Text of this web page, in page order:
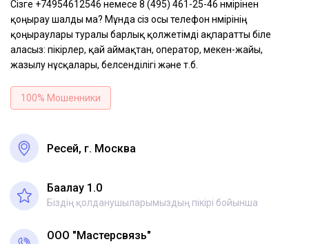
Сізге +74954612546 немесе 8 (495) 461-25-46 нөмірінен
қоңырау шалды ма? Мұнда сіз осы телефон нөмірінің
қоңыраулары туралы барлық қолжетімді ақпаратты біле
аласыз: пікірлер, қай аймақтан, оператор, мекен-жайы,
жазылу нұсқалары, белсенділігі және т.б.
100% Мошенники
Ресей, г. Москва
Бағалау 1.0
Біздің қолданушыларымыздың пікірі бойынша
ООО "Мастерсвязь"